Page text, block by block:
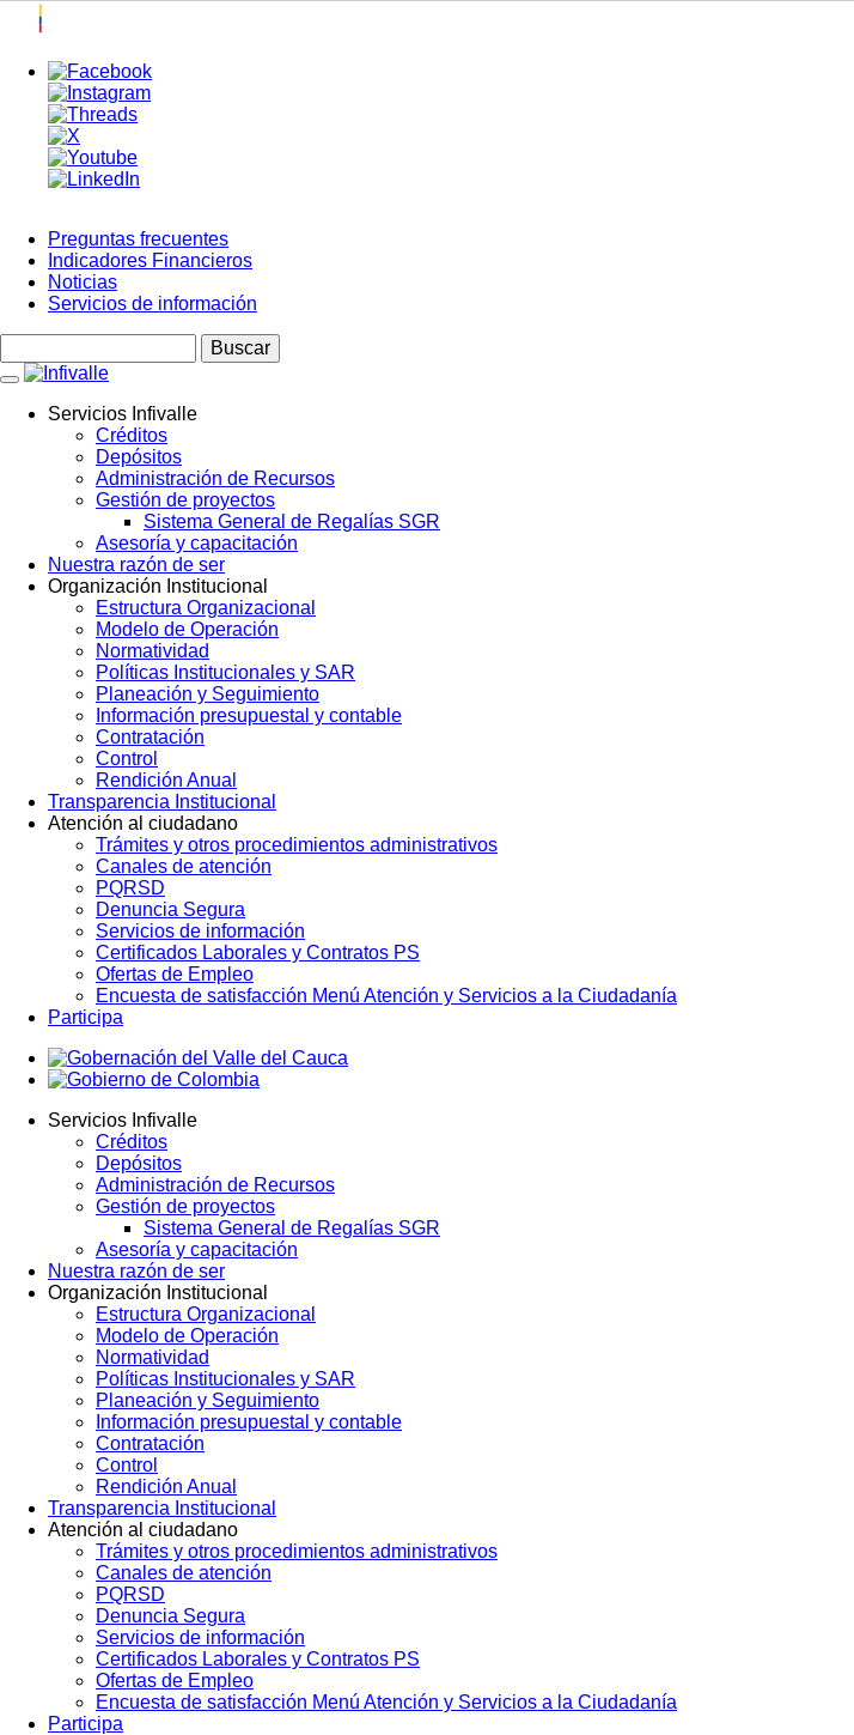
Pasar
principal
Menú
Preguntas frecuentes
Indicadores Financieros
Noticias
Servicios de información
navigation
Servicios Infivalle
Créditos
Depósitos
Administración de Recursos
Gestión de proyectos
Sistema General de Regalías SGR
Asesoría y capacitación
Nuestra razón de ser
Organización Institucional
Estructura Organizacional
Modelo de Operación
Normatividad
Políticas Institucionales y SAR
Planeación y Seguimiento
Información presupuestal y contable
Contratación
Control
Rendición Anual
Transparencia Institucional
Atención al ciudadano
Trámites y otros procedimientos administrativos
Canales de atención
PQRSD
Denuncia Segura
Servicios de información
Certificados Laborales y Contratos PS
Ofertas de Empleo
Encuesta de satisfacción Menú Atención y Servicios a la Ciudadanía
Participa
navigation
Servicios Infivalle
Créditos
Depósitos
Administración de Recursos
Gestión de proyectos
Sistema General de Regalías SGR
Asesoría y capacitación
Nuestra razón de ser
Organización Institucional
Estructura Organizacional
Modelo de Operación
Normatividad
Políticas Institucionales y SAR
Planeación y Seguimiento
Información presupuestal y contable
Contratación
Control
Rendición Anual
Transparencia Institucional
Atención al ciudadano
Trámites y otros procedimientos administrativos
Canales de atención
PQRSD
Denuncia Segura
Servicios de información
Certificados Laborales y Contratos PS
Ofertas de Empleo
Encuesta de satisfacción Menú Atención y Servicios a la Ciudadanía
Participa